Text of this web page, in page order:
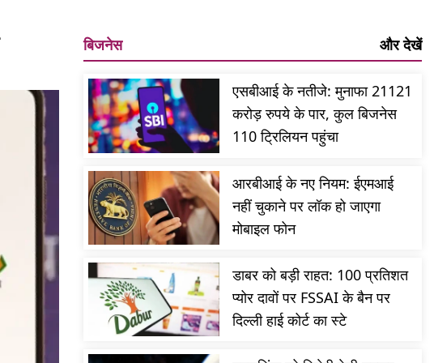
बिजनेस और देखें
एसबीआई के नतीजे: मुनाफा 21121
करोड़ रुपये के पार, कुल बिजनेस
110 ट्रिलियन पहुंचा
आरबीआई के नए नियम: ईएमआई
नहीं चुकाने पर लॉक हो जाएगा
मोबाइल फोन
डाबर को बड़ी राहत: 100 प्रतिशत
प्योर दावों पर FSSAI के बैन पर
दिल्ली हाई कोर्ट का स्टे